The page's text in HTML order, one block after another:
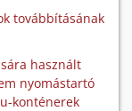
továbbításának
használt
nyomástartó
konténerek